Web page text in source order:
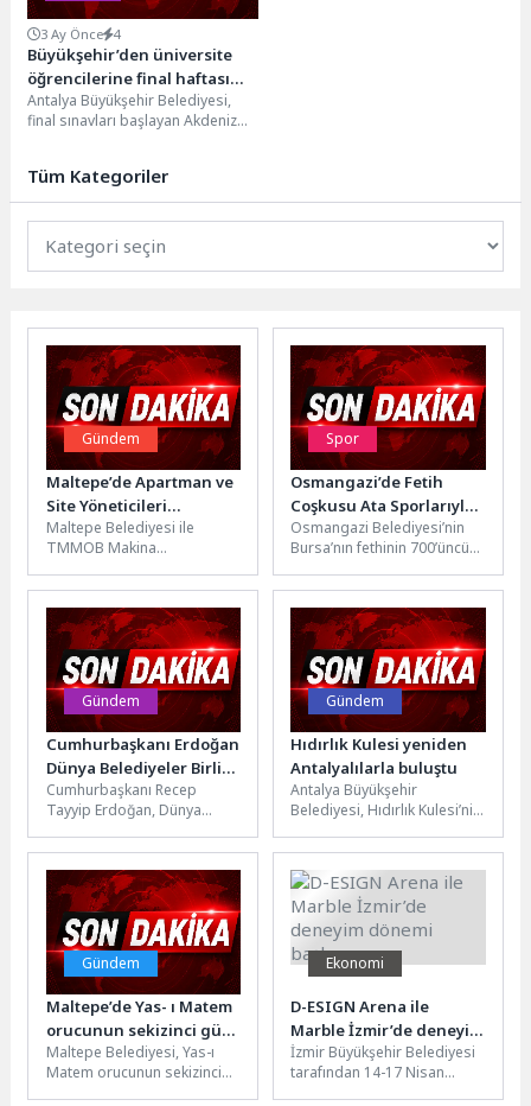
3 Ay Önce 4
Büyükşehir’den üniversite
öğrencilerine final haftası
boyunca sıcak çorba ikramı
Antalya Büyükşehir Belediyesi,
final sınavları başlayan Akdeniz
Üniversite öğrencilerine...
Tüm Kategoriler
Gündem
Maltepe’de Apartman ve
Site Yöneticileri
Bilgilendirme Panelinde
Buluştu
Maltepe Belediyesi ile
TMMOB Makina
Şubesi Kartal İlçe
Temsilciliği tarafından
düzenlenen “Maltepe...
Spor
Osmangazi’de Fetih
Coşkusu Ata Sporlarıyla
Yaşatılıyor
Osmangazi Belediyesi’nin
Bursa’nın fethinin 700’üncü
düzenlediği Türk Sporları
Festivali’nde, Türkiye’nin
dört bir...
Gündem
Cumhurbaşkanı Erdoğan
Dünya Belediyeler Birliği
Başkanlığı İçin Başkan
Altay’ı Telefonla Tebrik
Etti Başkan Altay: “Sayın
Yerel Yönetimler ve Dış
Politikadaki Vizyonunu
UCLG’de Sürdüreceğiz”
Cumhurbaşkanı Recep
Tayyip Erdoğan, Dünya
görevine seçilen Konya
Büyükşehir Belediye Başkanı
Uğur...
Gündem
Hıdırlık Kulesi yeniden
Antalyalılarla buluştu
Antalya Büyükşehir
Belediyesi, Hıdırlık Kulesi’nin
bin yıllık bir mirası yeniden
Antalya’ya...
Gündem
Maltepe’de Yas- ı Matem
orucunun sekizinci gün
lokmaları paylaşıldı
Maltepe Belediyesi, Yas-ı
Matem orucunun sekizinci
Ekonomi
D-ESIGN Arena ile
Marble İzmir’de deneyim
dönemi başlıyor
İzmir Büyükşehir Belediyesi
tarafından 14-17 Nisan